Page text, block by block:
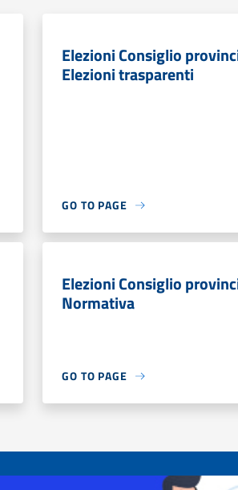
Elezioni Consiglio
Elezioni trasparenti
GO TO PAGE
Elezioni Consiglio
Normativa
GO TO PAGE